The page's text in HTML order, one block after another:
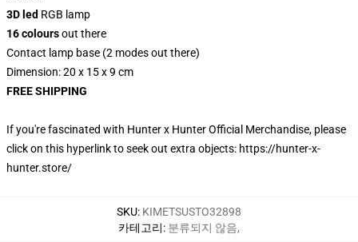
3D led RGB lamp
16 coloursout there
Contact lamp base (2 modes out there)
Dimension: 20 x 15 x 9 cm
FREE SHIPPING
If you're fascinated with Hunter x Hunter Official Merchandise, please
click on this hyperlink to seek out extra objects: https://hunter-x-
hunter.store/
SKU: KIMETSUSTO32898
카테고리: 분류되지 않음,